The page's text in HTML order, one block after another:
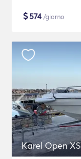
$574/giorno
Karel Open XS